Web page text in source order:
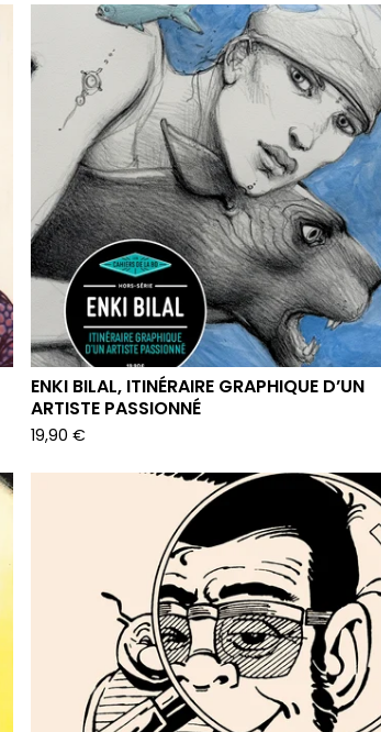
ENKI BILAL, ITINÉRAIRE GRAPHIQUE D’UN
ARTISTE PASSIONNÉ
19,90 €